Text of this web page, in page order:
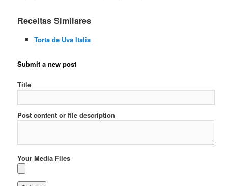
Receitas Similares
Torta de Uva Italia
Submit a new post
Title
Post content or file description
Your Media Files